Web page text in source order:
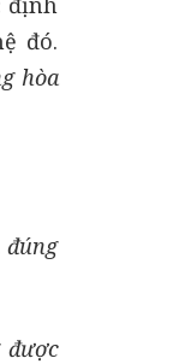
đó.
hòa
đúng
được